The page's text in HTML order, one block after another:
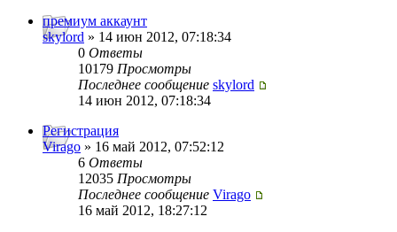
премиум аккаунт
skylord » 14 июн 2012, 07:18:34
0 Ответы
10179 Просмотры
Последнее сообщение skylord
14 июн 2012, 07:18:34
Регистрация
Virago » 16 май 2012, 07:52:12
6 Ответы
12035 Просмотры
Последнее сообщение Virago
16 май 2012, 18:27:12